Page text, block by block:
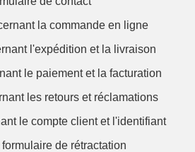
la commande en ligne
l'expédition et la livraison
le paiement et la facturation
les retours et réclamations
le compte client et l'identifiant
de rétractation